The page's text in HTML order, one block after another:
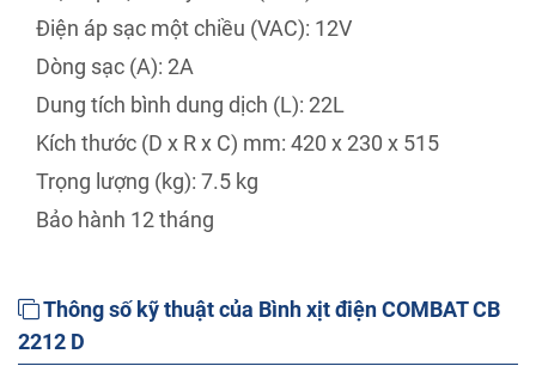
Điện áp sạc một chiều (VAC): 12V
Dòng sạc (A): 2A
Dung tích bình dung dịch (L): 22L
Kích thước (D x R x C) mm: 420 x 230 x 515
Trọng lượng (kg): 7.5 kg
Bảo hành 12 tháng
Thông số kỹ thuật của Bình xịt điện COMBAT CB
2212 D